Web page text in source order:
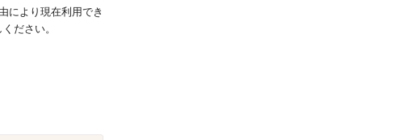
により現在利用でき
ださい。